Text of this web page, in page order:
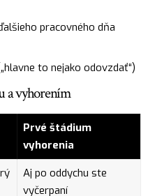
pracovného dňa
to nejako odovzdať“)
a vyhorením
Prvé štádium
vyhorenia
Aj po oddychu ste
vyčerpaní